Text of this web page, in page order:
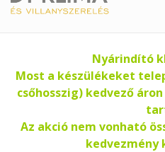
Nyárindító
Most a készülékeket
csőhosszig) kedvező
Az akció nem vonható
kedvezmény